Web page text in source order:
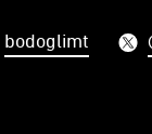
bodoglimt